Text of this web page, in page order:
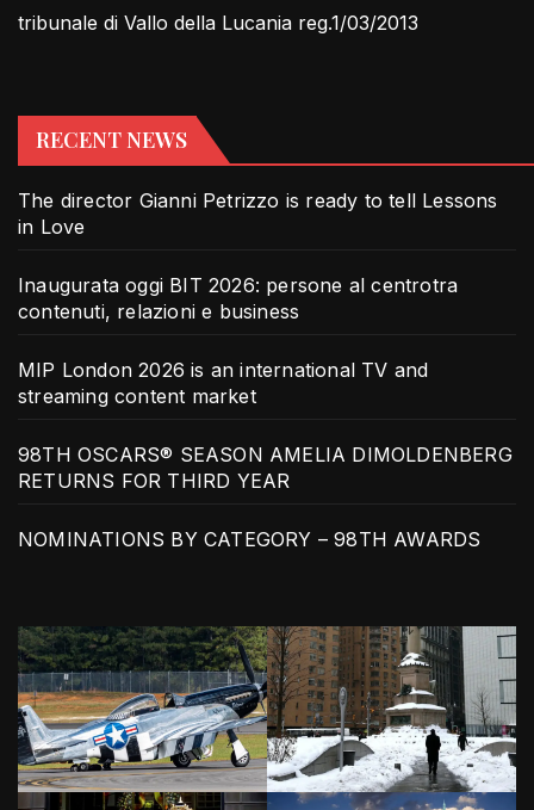
tribunale di Vallo della Lucania reg.1/03/2013
RECENT NEWS
The director Gianni Petrizzo is ready to tell Lessons
in Love
Inaugurata oggi BIT 2026: persone al centrotra
contenuti, relazioni e business
MIP London 2026 is an international TV and
streaming content market
98TH OSCARS® SEASON AMELIA DIMOLDENBERG
RETURNS FOR THIRD YEAR
NOMINATIONS BY CATEGORY – 98TH AWARDS